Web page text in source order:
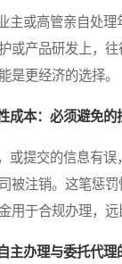
或高管亲自处理
或产品研发上，
是更经济的选择。
成本：必须避免的
提交的信息有误
被注销。这笔惩
用于合规办理，远
主办理与委托代理